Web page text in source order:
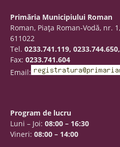
Primăria Municipiului Roman
Roman, Piaţa Roman-Vodă, nr.
611022
Tel. 0233.741.119,
Fax: 0233.741.604
Email:
Program de lucru
Luni – Joi: 08:00 – 16:30
Vineri: 08:00 – 14:00